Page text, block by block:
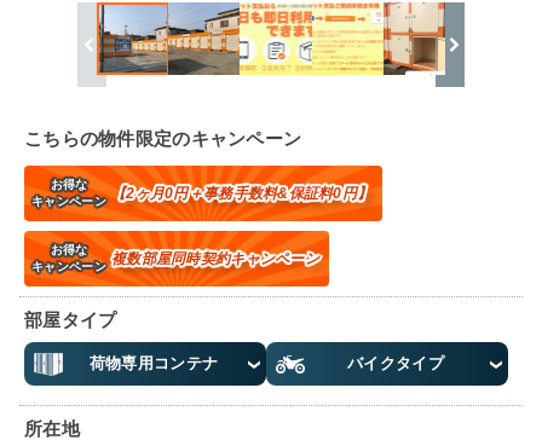
こちらの物件限定のキャンペーン
お得な
キャンペーン
【2ヶ月0円＋事務手数料&保証料0円】
お得な
キャンペーン 複数部屋同時契約キャンペーン
部屋タイプ
荷物専用コンテナ バイクタイプ
所在地